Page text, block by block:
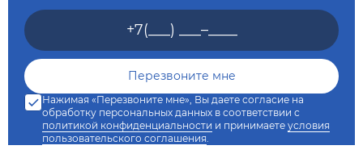
Нажимая «Перезвоните мне», Вы даете согласие на
обработку персональных данных в соответствии с
политикой конфиденциальности и принимаете условия
пользовательского соглашения.